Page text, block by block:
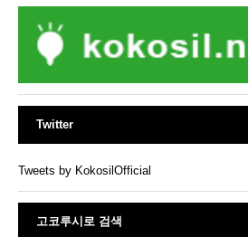
Twitter
Tweets by KokosilOfficial
고코루시로 검색